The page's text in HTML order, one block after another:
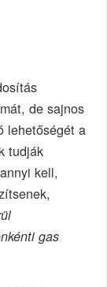
de sajnos
lehetőségét a
tudják
kell,
gas